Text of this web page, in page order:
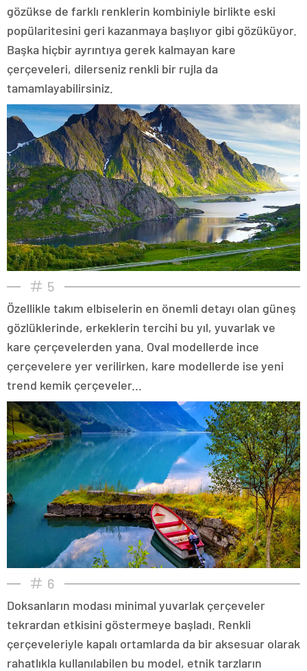
gözükse de farklı renklerin kombiniyle birlikte eski
popülaritesini geri kazanmaya başlıyor gibi gözüküyor.
Başka hiçbir ayrıntıya gerek kalmayan kare
çerçeveleri, dilerseniz renkli bir rujla da
tamamlayabilirsiniz.
5
Özellikle takım elbiselerin en önemli detayı olan güneş
gözlüklerinde, erkeklerin tercihi bu yıl, yuvarlak ve
kare çerçevelerden yana. Oval modellerde ince
çerçevelere yer verilirken, kare modellerde ise yeni
trend kemik çerçeveler...
6
Doksanların modası minimal yuvarlak çerçeveler
tekrardan etkisini göstermeye başladı. Renkli
çerçeveleriyle kapalı ortamlarda da bir aksesuar olarak
rahatlıkla kullanılabilen bu model, etnik tarzların